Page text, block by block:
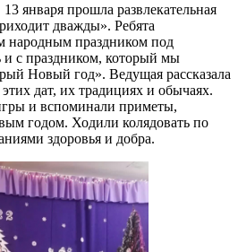
января прошла развлекательная
дважды». Ребята
народным праздником под
и с праздником, который мы
Новый год». Ведущая рассказала
дат, их традициях и обычаях.
и вспоминали приметы,
годом. Ходили колядовать по
здоровья и добра.